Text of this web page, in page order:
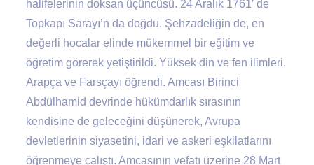
halifelerinin doksan üçüncüsü. 24 Aralık 1761′ de
Topkapı Sarayı’n da doğdu. Şehzadeliğin de, en
değerli hocalar elinde mükemmel bir eğitim ve
öğretim görerek yetiştirildi. Yüksek din ve fen ilimleri,
Arapça ve Farsçayı öğrendi. Amcası Birinci
Abdülhamid devrinde hükümdarlık sırasının
kendisine de geleceğini düşünerek, Avrupa
devletlerinin siyasetini, idari ve askeri eşkilatlarını
öğrenmeye çalıştı. Amcasının vefatı üzerine 28 Mart